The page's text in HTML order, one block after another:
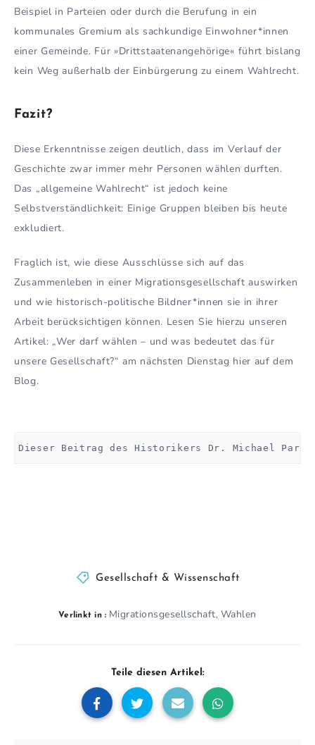
Beispiel in Parteien oder durch die Berufung in ein
kommunales Gremium als sachkundige Einwohner*innen
einer Gemeinde. Für »Drittstaatenangehörige« führt bislang
kein Weg außerhalb der Einbürgerung zu einem Wahlrecht.
Fazit?
Diese Erkenntnisse zeigen deutlich, dass im Verlauf der
Geschichte zwar immer mehr Personen wählen durften.
Das „allgemeine Wahlrecht“ ist jedoch keine
Selbstverständlichkeit: Einige Gruppen bleiben bis heute
exkludiert.
Fraglich ist, wie diese Ausschlüsse sich auf das
Zusammenleben in einer Migrationsgesellschaft auswirken
und wie historisch-politische Bildner*innen sie in ihrer
Arbeit berücksichtigen können. Lesen Sie hierzu unseren
Artikel: „Wer darf wählen – und was bedeutet das für
unsere Gesellschaft?“ am nächsten Dienstag hier auf dem
Blog.
Dieser Beitrag des Historikers Dr. Michael
Gesellschaft & Wissenschaft
Verlinkt in : Migrationsgesellschaft, Wahlen
Teile diesen Artikel: